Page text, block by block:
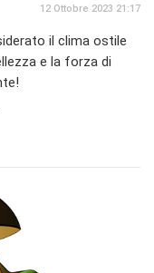
12 Ottobre 2023 21:17
il clima ostile
e la forza di